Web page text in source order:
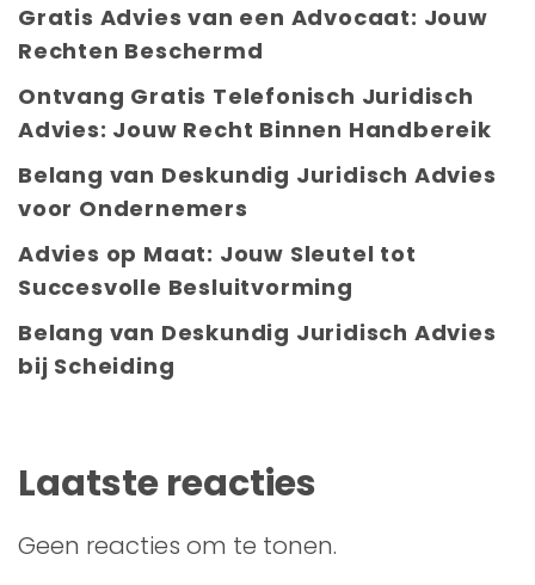
Gratis Advies van een Advocaat: Jouw
Rechten Beschermd
Ontvang Gratis Telefonisch Juridisch
Advies: Jouw Recht Binnen Handbereik
Belang van Deskundig Juridisch Advies
voor Ondernemers
Advies op Maat: Jouw Sleutel tot
Succesvolle Besluitvorming
Belang van Deskundig Juridisch Advies
bij Scheiding
Laatste reacties
Geen reacties om te tonen.